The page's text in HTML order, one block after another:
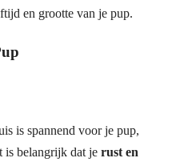
en grootte van je pup.
is spannend voor je pup,
is belangrijk dat je rust en